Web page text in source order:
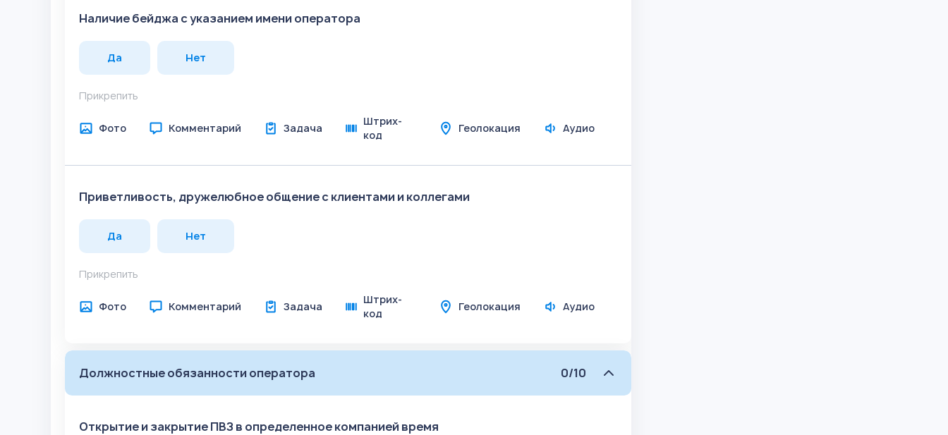
Наличие бейджа с указанием имени оператора
Да Нет
Прикрепить
Фото Комментарий Задача
Штрих-
код
Геолокация Аудио
Приветливость, дружелюбное общение с клиентами и коллегами
Да Нет
Прикрепить
Фото Комментарий Задача
Штрих-
код
Геолокация Аудио
Должностные обязанности оператора 0/10
Открытие и закрытие ПВЗ в определенное компанией время